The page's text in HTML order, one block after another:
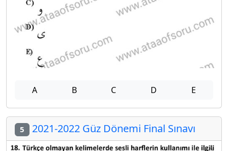
A B C D E
5 2021-2022 Güz Dönemi Final Sınavı